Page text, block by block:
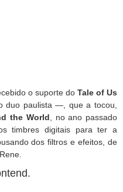
o suporte do Tale of Us
duo paulista —, que a tocou,
the World , no ano passado
timbres digitais para ter a
dos filtros e efeitos, de